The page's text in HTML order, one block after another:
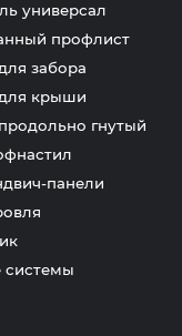
универсал
профлист
забора
крыши
гнутый
панели
системы